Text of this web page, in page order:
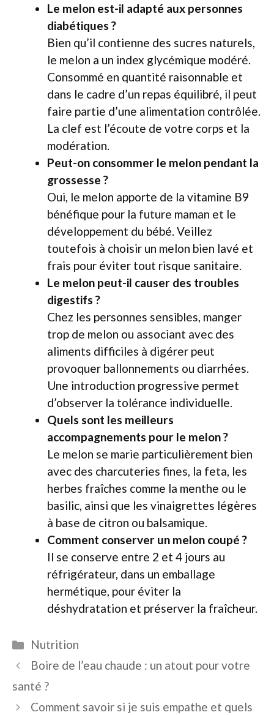
Le melon est-il adapté aux personnes
diabétiques ?
Bien qu’il contienne des sucres naturels,
le melon a un index glycémique modéré.
Consommé en quantité raisonnable et
dans le cadre d’un repas équilibré, il peut
faire partie d’une alimentation contrôlée.
La clef est l’écoute de votre corps et la
modération.
Peut-on consommer le melon pendant la
grossesse ?
Oui, le melon apporte de la vitamine B9
bénéfique pour la future maman et le
développement du bébé. Veillez
toutefois à choisir un melon bien lavé et
frais pour éviter tout risque sanitaire.
Le melon peut-il causer des troubles
digestifs ?
Chez les personnes sensibles, manger
trop de melon ou associant avec des
aliments difficiles à digérer peut
provoquer ballonnements ou diarrhées.
Une introduction progressive permet
d’observer la tolérance individuelle.
Quels sont les meilleurs
accompagnements pour le melon ?
Le melon se marie particulièrement bien
avec des charcuteries fines, la feta, les
herbes fraîches comme la menthe ou le
basilic, ainsi que les vinaigrettes légères
à base de citron ou balsamique.
Comment conserver un melon coupé ?
Il se conserve entre 2 et 4 jours au
réfrigérateur, dans un emballage
hermétique, pour éviter la
déshydratation et préserver la fraîcheur.
Catégories
Nutrition
Boire de l’eau chaude : un atout pour votre
santé ?
Comment savoir si je suis empathe et quels